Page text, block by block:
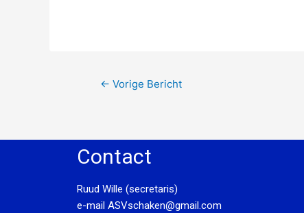
← Vorige Bericht
Contact
Ruud Wille (secretaris)
e-mail ASVschaken@gmail.com